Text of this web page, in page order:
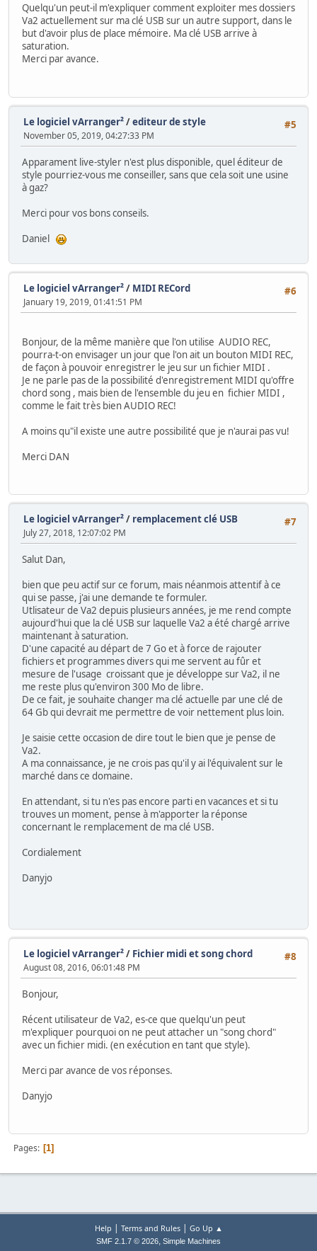
Quelqu'un peut-il m'expliquer comment exploiter mes dossiers
Va2 actuellement sur ma clé USB sur un autre support, dans le
but d'avoir plus de place mémoire. Ma clé USB arrive à
saturation.
Merci par avance.
#5
Le logiciel vArranger²/editeur de style
November 05, 2019, 04:27:33 PM
Apparament live-styler n'est plus disponible, quel éditeur de
style pourriez-vous me conseiller, sans que cela soit une usine
à gaz?
Merci pour vos bons conseils.
Daniel
#6
Le logiciel vArranger²/ MIDI RECord
January 19, 2019, 01:41:51 PM
Bonjour, de la même manière que l'on utilise AUDIO REC,
pourra-t-on envisager un jour que l'on ait un bouton MIDI REC,
de façon à pouvoir enregistrer le jeu sur un fichier MIDI .
Je ne parle pas de la possibilité d'enregistrement MIDI qu'offre
chord song , mais bien de l'ensemble du jeu en fichier MIDI ,
comme le fait très bien AUDIO REC!
A moins qu"il existe une autre possibilité que je n'aurai pas vu!
Merci DAN
#7
Le logiciel vArranger²/ remplacement clé USB
July 27, 2018, 12:07:02 PM
Salut Dan,
bien que peu actif sur ce forum, mais néanmois attentif à ce
qui se passe, j'ai une demande te formuler.
Utlisateur de Va2 depuis plusieurs années, je me rend compte
aujourd'hui que la clé USB sur laquelle Va2 a été chargé arrive
maintenant à saturation.
D'une capacité au départ de 7 Go et à force de rajouter
fichiers et programmes divers qui me servent au fûr et
mesure de l'usage croissant que je développe sur Va2, il ne
me reste plus qu'environ 300 Mo de libre.
De ce fait, je souhaite changer ma clé actuelle par une clé de
64 Gb qui devrait me permettre de voir nettement plus loin.
Je saisie cette occasion de dire tout le bien que je pense de
Va2.
A ma connaissance, je ne crois pas qu'il y ai l'équivalent sur le
marché dans ce domaine.
En attendant, si tu n'es pas encore parti en vacances et si tu
trouves un moment, pense à m'apporter la réponse
concernant le remplacement de ma clé USB.
Cordialement
Danyjo
#8
Le logiciel vArranger²/ Fichier midi et song chord
August 08, 2016, 06:01:48 PM
Bonjour,
Récent utilisateur de Va2, es-ce que quelqu'un peut
m'expliquer pourquoi on ne peut attacher un "song chord"
avec un fichier midi. (en exécution en tant que style).
Merci par avance de vos réponses.
Danyjo
Pages 1
Help | Terms and Rules| Go Up ▲
SMF 2.1.7 © 2026, Simple Machines